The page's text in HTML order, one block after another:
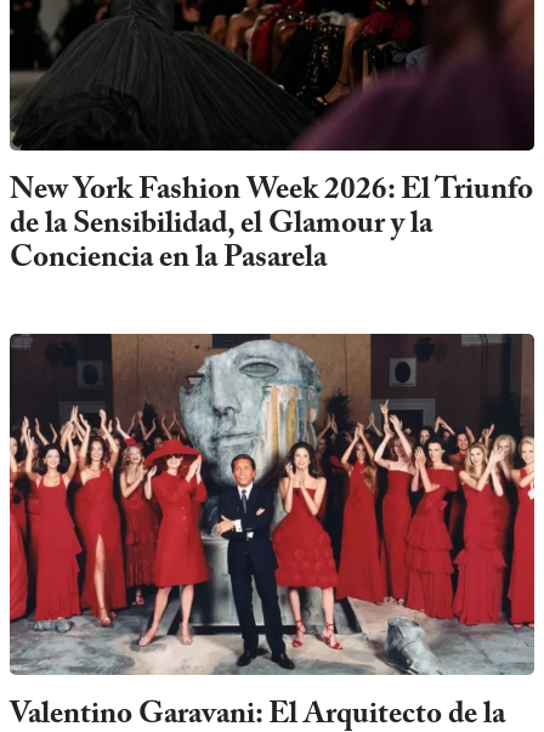
New York Fashion Week 2026: El Triunfo
de la Sensibilidad, el Glamour y la
Conciencia en la Pasarela
Valentino Garavani: El Arquitecto de la